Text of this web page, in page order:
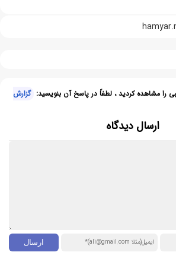
را مشاهده کردید ، لطفاً در پاسخ آن بنویسید: گزارش
ارسال دیدگاه